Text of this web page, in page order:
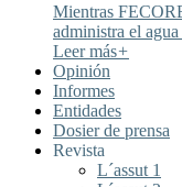
Mientras
administra el
Leer más+
Opinión
Informes
Entidades
Dosier de prensa
Revista
L´assut 1